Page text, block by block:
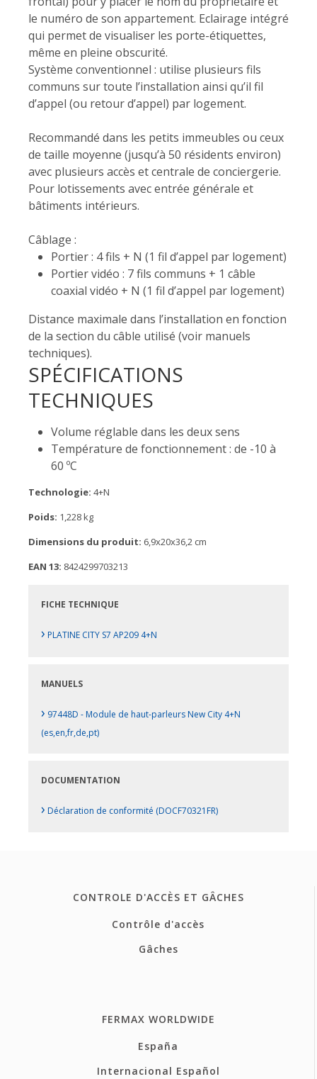
le numéro de son appartement. Eclairage intégré
qui permet de visualiser les porte-étiquettes,
même en pleine obscurité.
Système conventionnel : utilise plusieurs fils
communs sur toute l’installation ainsi qu’il fil
d’appel (ou retour d’appel) par logement.
Recommandé dans les petits immeubles ou ceux
de taille moyenne (jusqu’à 50 résidents environ)
avec plusieurs accès et centrale de conciergerie.
Pour lotissements avec entrée générale et
bâtiments intérieurs.
Câblage :
Portier : 4 fils + N (1 fil d’appel par logement)
Portier vidéo : 7 fils communs + 1 câble
coaxial vidéo + N (1 fil d’appel par logement)
Distance maximale dans l’installation en fonction
de la section du câble utilisé (voir manuels
techniques).
SPÉCIFICATIONS
TECHNIQUES
Volume réglable dans les deux sens
Température de fonctionnement : de -10 à
60 ºC
Technologie: 4+N
Poids: 1,228 kg
Dimensions du produit: 6,9x20x36,2 cm
EAN 13: 8424299703213
FICHE TECHNIQUE
› PLATINE CITY S7 AP209 4+N
MANUELS
› 97448D - Module de haut-parleurs New City 4+N
(es,en,fr,de,pt)
DOCUMENTATION
› Déclaration de conformité (DOCF70321FR)
CONTROLE D'ACCÈS ET GÂCHES
Contrôle d'accès
Gâches
FERMAX WORLDWIDE
España
Internacional Español